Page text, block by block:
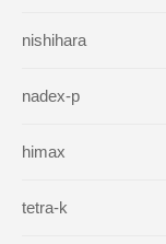
nishihara
nadex-p
himax
tetra-k